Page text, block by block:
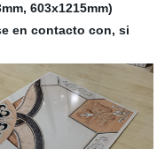
603x1215mm)
en contacto con, si